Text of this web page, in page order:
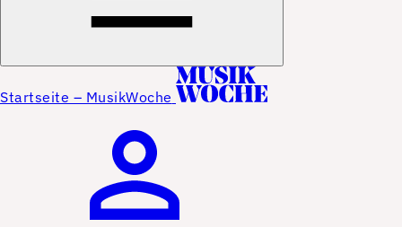
Startseite – MusikWoche